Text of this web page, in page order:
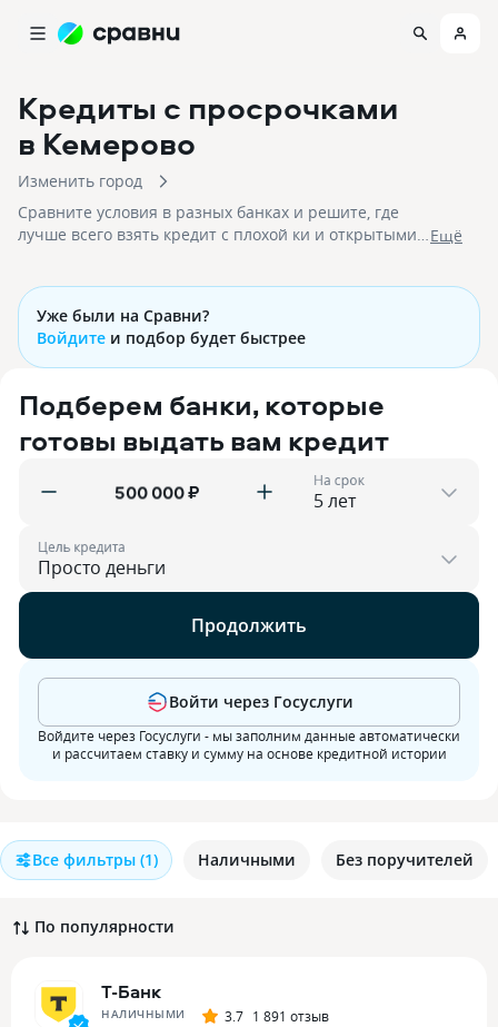
Кредиты с просрочками
в Кемерово
Изменить город
Сравните условия в разных банках и решите, где
лучше всего взять кредит с плохой ки и открытыми
30 лет!
Eщё
Уже были на Сравни?
Войдите и подбор будет быстрее
Подберем банки, которые
готовы выдать вам кредит
₽ На срок
Цель кредита
Продолжить
Войдите через Госуслуги - мы заполним данные автоматически
и рассчитаем ставку и сумму на основе кредитной истории
Войти через Госуслуги
Все фильтры (1) Наличными Без поручителей
По популярности
Т-Банк
НАЛИЧНЫМИ 3.7 1 891 отзыв